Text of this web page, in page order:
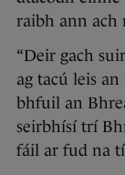
raibh ann ach
“Deir gach
ag tacú leis
bhfuil an
seirbhísí trí
fáil ar fud na